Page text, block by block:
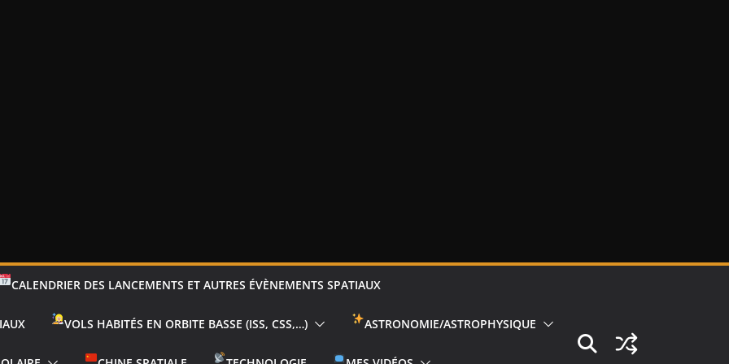
CALENDRIER DES LANCEMENTS ET AUTRES ÉVÈNEMENTS SPATIAUX
VOLS HABITÉS EN ORBITE BASSE (ISS, CSS,…) ASTRONOMIE/ASTROPHYSIQUE